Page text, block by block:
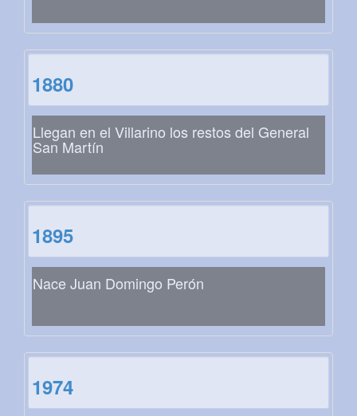
1880
Llegan en el Villarino los restos del General
San Martín
1895
Nace Juan Domingo Perón
1974